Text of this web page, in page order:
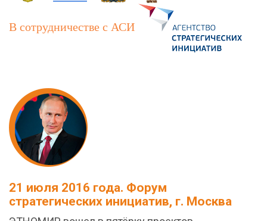
В сотрудничестве с АСИ
21 июля 2016 года. Форум
стратегических инициатив, г. Москва